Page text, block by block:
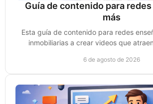
Guía de contenido para
más
Esta guía de contenido para redes
inmobiliarias a crear videos que
6 de agosto de 2026